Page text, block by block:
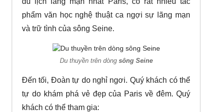
phẩm văn học nghệ thuật ca ngợi sự lãng mạn
và trữ tình của sông Seine.
Du thuyền trên dòng sông Seine
Đến tối, Đoàn tự do nghỉ ngơi. Quý khách có thể
tự do khám phá vẻ đẹp của Paris về đêm. Quý
khách có thể tham gia: